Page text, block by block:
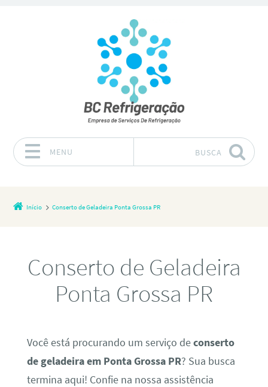
MENU BUSCA
Início Conserto de Geladeira Ponta Grossa PR
Conserto de Geladeira
Ponta Grossa PR
Você está procurando um serviço deconserto
de geladeira em Ponta Grossa PR? Sua busca
termina aqui! Confie na nossa assistência